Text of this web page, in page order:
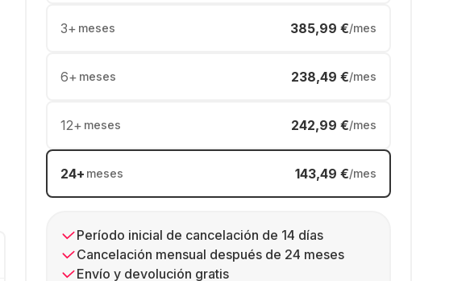
3+ meses 385,99 €/mes
6+ meses 238,49 €/mes
12+ meses 242,99 €/mes
24+ meses 143,49 €/mes
Período inicial de cancelación de 14 días
Cancelación mensual después de 24 meses
Envío y devolución gratis